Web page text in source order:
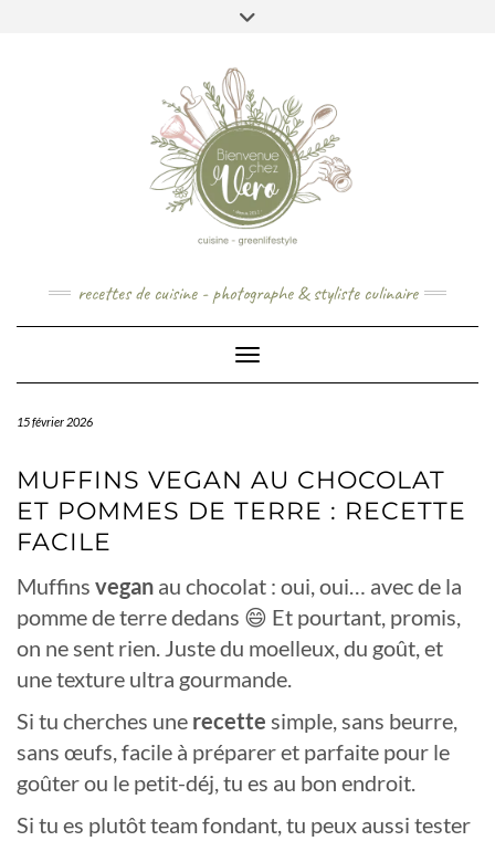
recettes de cuisine - photographe & styliste culinaire
Toggle Navigation
15 février 2026
MUFFINS VEGAN AU CHOCOLAT
ET POMMES DE TERRE : RECETTE
FACILE
Muffins vegan au chocolat : oui, oui… avec de la
pomme de terre dedans 😄 Et pourtant, promis,
on ne sent rien. Juste du moelleux, du goût, et
une texture ultra gourmande.
Si tu cherches une recette simple, sans beurre,
sans œufs, facile à préparer et parfaite pour le
goûter ou le petit-déj, tu es au bon endroit.
Si tu es plutôt team fondant, tu peux aussi tester